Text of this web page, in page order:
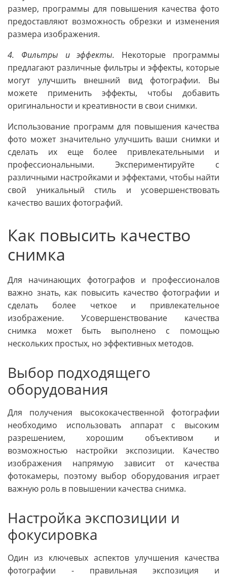
размер, программы для повышения качества фото
предоставляют возможность обрезки и изменения
размера изображения.
4. Фильтры и эффекты. Некоторые программы
предлагают различные фильтры и эффекты, которые
могут улучшить внешний вид фотографии. Вы
можете применить эффекты, чтобы добавить
оригинальности и креативности в свои снимки.
Использование программ для повышения качества
фото может значительно улучшить ваши снимки и
сделать их еще более привлекательными и
профессиональными. Экспериментируйте с
различными настройками и эффектами, чтобы найти
свой уникальный стиль и усовершенствовать
качество ваших фотографий.
Как повысить качество
снимка
Для начинающих фотографов и профессионалов
важно знать, как повысить качество фотографии и
сделать более четкое и привлекательное
изображение. Усовершенствование качества
снимка может быть выполнено с помощью
нескольких простых, но эффективных методов.
Выбор подходящего
оборудования
Для получения высококачественной фотографии
необходимо использовать аппарат с высоким
разрешением, хорошим объективом и
возможностью настройки экспозиции. Качество
изображения напрямую зависит от качества
фотокамеры, поэтому выбор оборудования играет
важную роль в повышении качества снимка.
Настройка экспозиции и
фокусировка
Один из ключевых аспектов улучшения качества
фотографии - правильная экспозиция и